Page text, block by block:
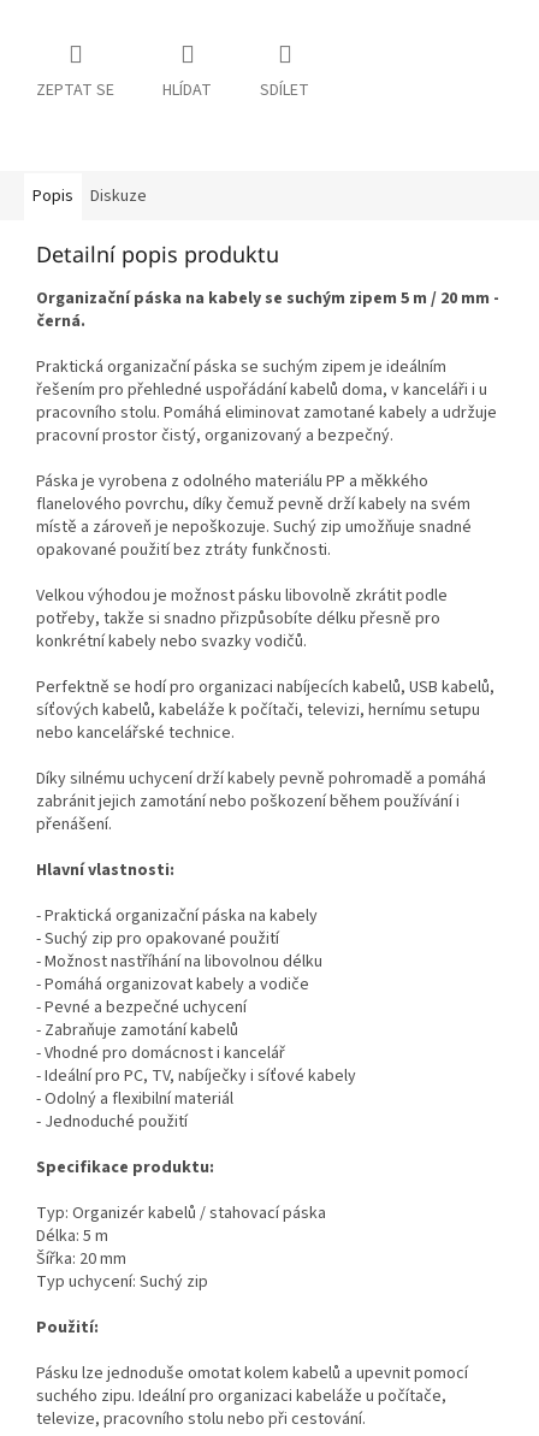
ZEPTAT SE HLÍDAT SDÍLET
Popis Diskuze
Detailní popis produktu
Organizační páska na kabely se suchým zipem 5 m / 20 mm -
černá.
Praktická organizační páska se suchým zipem je ideálním
řešením pro přehledné uspořádání kabelů doma, v kanceláři i u
pracovního stolu. Pomáhá eliminovat zamotané kabely a udržuje
pracovní prostor čistý, organizovaný a bezpečný.
Páska je vyrobena z odolného materiálu PP a měkkého
flanelového povrchu, díky čemuž pevně drží kabely na svém
místě a zároveň je nepoškozuje. Suchý zip umožňuje snadné
opakované použití bez ztráty funkčnosti.
Velkou výhodou je možnost pásku libovolně zkrátit podle
potřeby, takže si snadno přizpůsobíte délku přesně pro
konkrétní kabely nebo svazky vodičů.
Perfektně se hodí pro organizaci nabíjecích kabelů, USB kabelů,
síťových kabelů, kabeláže k počítači, televizi, hernímu setupu
nebo kancelářské technice.
Díky silnému uchycení drží kabely pevně pohromadě a pomáhá
zabránit jejich zamotání nebo poškození během používání i
přenášení.
Hlavní vlastnosti:
- Praktická organizační páska na kabely
- Suchý zip pro opakované použití
- Možnost nastříhání na libovolnou délku
- Pomáhá organizovat kabely a vodiče
- Pevné a bezpečné uchycení
- Zabraňuje zamotání kabelů
- Vhodné pro domácnost i kancelář
- Ideální pro PC, TV, nabíječky i síťové kabely
- Odolný a flexibilní materiál
- Jednoduché použití
Specifikace produktu:
Typ: Organizér kabelů / stahovací páska
Délka: 5 m
Šířka: 20 mm
Typ uchycení: Suchý zip
Použití:
Pásku lze jednoduše omotat kolem kabelů a upevnit pomocí
suchého zipu. Ideální pro organizaci kabeláže u počítače,
televize, pracovního stolu nebo při cestování.